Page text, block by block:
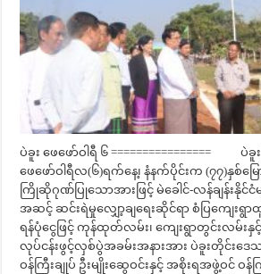
ပဲခူး ဖေဖော်ဝါရီ ၆ ================ ပဲခူ
ဖေဖော်ဝါရီလ(၆)ရက်နေ့၊ နံနက်ပိုင်းက (၇၇)နှစ်မ
ကြိုဆိုဂုဏ်ပြုသောအားဖြင့် မဲခေါင်-လန်ချန်းနိုင်ငံမ
အဆင့် ဆင်းရဲမှု‌လျှော့ချရေးဆိုင်ရာ စံပြကျေးရွာ
ရန်ပုံငွေဖြင့် ကုန်ထုတ်လမ်း၊ ကျေးရွာတွင်းလမ်း
လုပ်ငန်းဖွင့်လှစ်ပွဲအခမ်းအနားအား ပဲခူးတိုင်းဒေ
ဝန်ကြီးချုပ် ဦးမျိုးဆွေဝင်းနှင့် အစိုးရအဖွဲ့ဝင် ဝန်